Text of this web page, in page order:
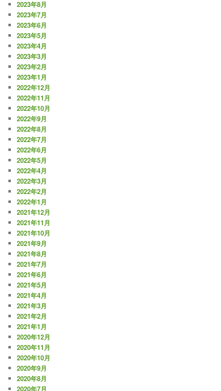
2023年8月
2023年7月
2023年6月
2023年5月
2023年4月
2023年3月
2023年2月
2023年1月
2022年12月
2022年11月
2022年10月
2022年9月
2022年8月
2022年7月
2022年6月
2022年5月
2022年4月
2022年3月
2022年2月
2022年1月
2021年12月
2021年11月
2021年10月
2021年9月
2021年8月
2021年7月
2021年6月
2021年5月
2021年4月
2021年3月
2021年2月
2021年1月
2020年12月
2020年11月
2020年10月
2020年9月
2020年8月
2020年7月